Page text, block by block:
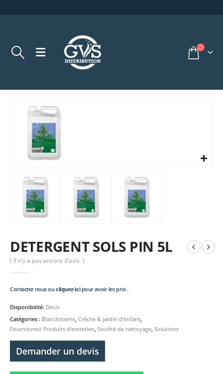
DETERGENT SOLS PIN 5L
( Il n’y a pas encore d’avis. )
Contactez nous ou cliquez-icipour avoir les prix .
Disponibilité: Devis
Catégories : Blanchisserie Crèche & jardin d’enfant
Fournitures/ Produits d'entretien Société de nettoyage Solutions
Demander un devis